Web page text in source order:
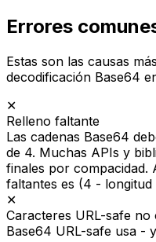
Errores
Estas son las causas
decodificación Base64
✕
Relleno faltante
Las cadenas Base64
de 4. Muchas APIs y
finales por compacidad.
faltantes es (4 -
✕
Caracteres URL-safe no
Base64 URL-safe usa -